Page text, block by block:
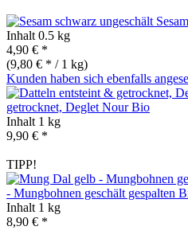
Inhalt 0.5 kg
4,90 € *
(9,80 € * / 1 kg)
Kunden haben sich ebenfalls
getrocknet, Deglet NourBio
Inhalt 1 kg
9,90 € *
TIPP!
- Mungbohnen geschält gespalten
Inhalt 1 kg
8,90 € *